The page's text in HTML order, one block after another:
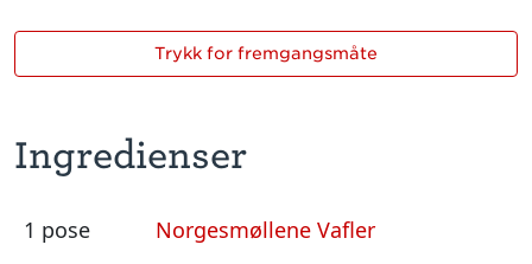
Ingredienser
1 pose
Norgesmøllene Vafler
Trykk for fremgangsmåte